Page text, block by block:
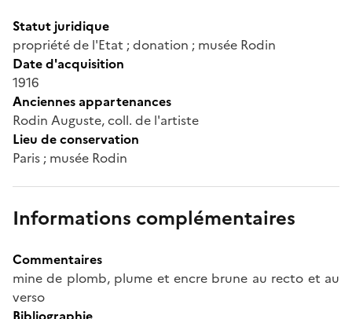
Statut juridique
propriété de l'Etat ; donation ; musée Rodin
Date d'acquisition
1916
Anciennes appartenances
Rodin Auguste, coll. de l'artiste
Lieu de conservation
Paris ; musée Rodin
Informations complémentaires
Commentaires
mine de plomb, plume et encre brune au recto et au
verso